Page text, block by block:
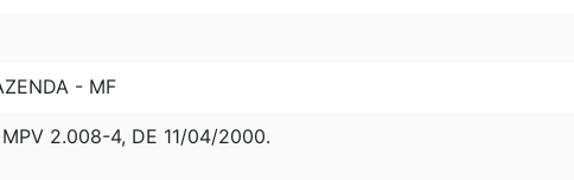
- MF
MPV 2.008-4, DE 11/04/2000.